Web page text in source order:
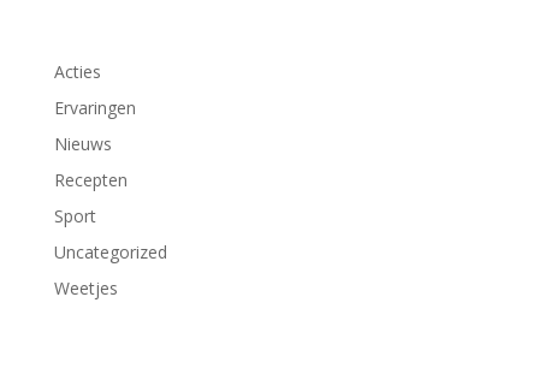
Acties
Ervaringen
Nieuws
Recepten
Sport
Uncategorized
Weetjes